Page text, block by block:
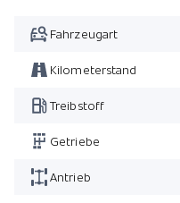
Fahrzeugart
Kilometerstand
Treibstoff
Getriebe
Antrieb